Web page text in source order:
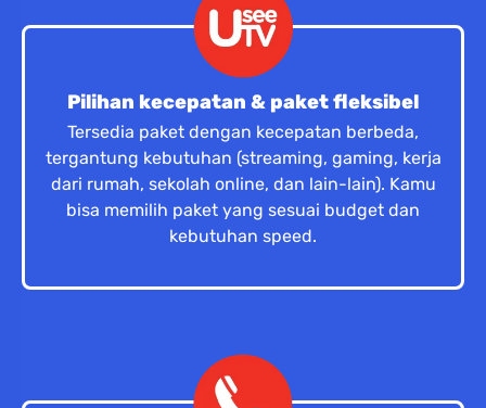
Pilihan kecepatan & paket fleksibel
Tersedia paket dengan kecepatan berbeda,
tergantung kebutuhan (streaming, gaming, kerja
dari rumah, sekolah online, dan lain-lain). Kamu
bisa memilih paket yang sesuai budget dan
kebutuhan speed.